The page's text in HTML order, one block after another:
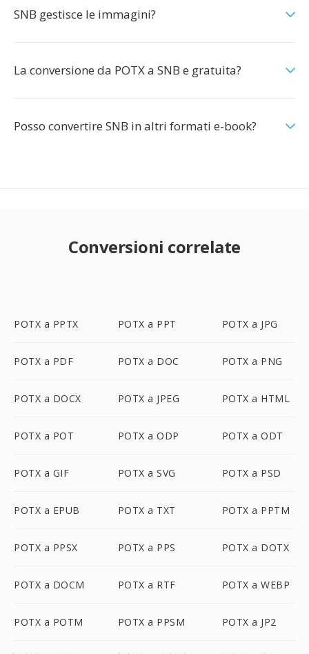
SNB gestisce le immagini?
La conversione da POTX a SNB e gratuita?
Posso convertire SNB in altri formati e-book?
Conversioni correlate
POTX a PPTX POTX a PPT POTX a JPG
POTX a PDF POTX a DOC POTX a PNG
POTX a DOCX POTX a JPEG POTX a HTML
POTX a POT POTX a ODP POTX a ODT
POTX a GIF POTX a SVG POTX a PSD
POTX a EPUB POTX a TXT POTX a PPTM
POTX a PPSX POTX a PPS POTX a DOTX
POTX a DOCM POTX a RTF POTX a WEBP
POTX a POTM POTX a PPSM POTX a JP2